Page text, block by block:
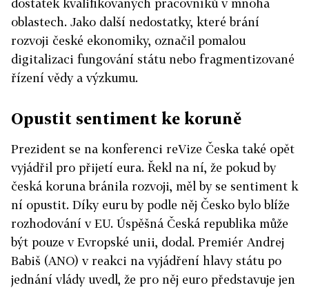
dostatek kvalifikovaných pracovníků v mnoha
oblastech. Jako další nedostatky, které brání
rozvoji české ekonomiky, označil pomalou
digitalizaci fungování státu nebo fragmentizované
řízení vědy a výzkumu.
Opustit sentiment ke koruně
Prezident se na konferenci reVize Česka také opět
vyjádřil pro přijetí eura. Řekl na ní, že pokud by
česká koruna bránila rozvoji, měl by se sentiment k
ní opustit. Díky euru by podle něj Česko bylo blíže
rozhodování v EU. Úspěšná Česká republika může
být pouze v Evropské unii, dodal. Premiér Andrej
Babiš (ANO) v reakci na vyjádření hlavy státu po
jednání vlády uvedl, že pro něj euro představuje jen